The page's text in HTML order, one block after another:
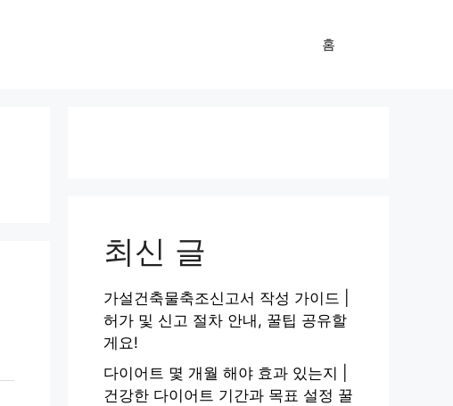
홈
최신 글
가설건축물축조신고서 작성 가이드 |
허가 및 신고 절차 안내, 꿀팁 공유할
게요!
다이어트 몇 개월 해야 효과 있는지 |
건강한 다이어트 기간과 목표 설정 꿀